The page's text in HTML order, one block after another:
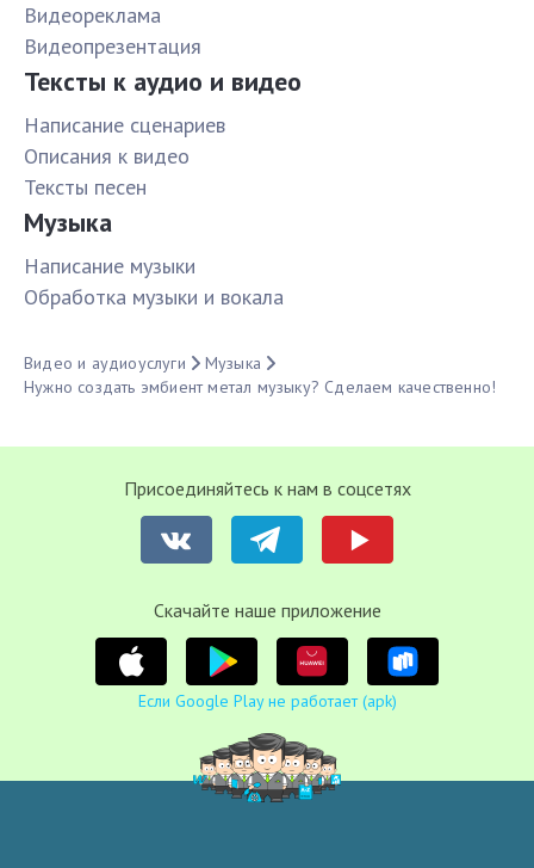
Видеореклама
Видеопрезентация
Тексты к аудио и видео
Написание сценариев
Описания к видео
Тексты песен
Музыка
Написание музыки
Обработка музыки и вокала
Видео и аудиоуслуги
Музыка
Нужно создать эмбиент метал музыку? Сделаем качественно!
Присоединяйтесь к нам в соцсетях
Cкачайте наше приложение
Если Google Play не работает (apk)